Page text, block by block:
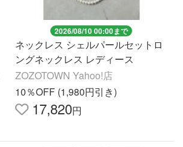
2026/08/10 00:00まで
ネックレス シェルパールセットロ
ングネックレス レディース
ZOZOTOWN Yahoo!店
10％OFF (1,980円引き)
17,820円